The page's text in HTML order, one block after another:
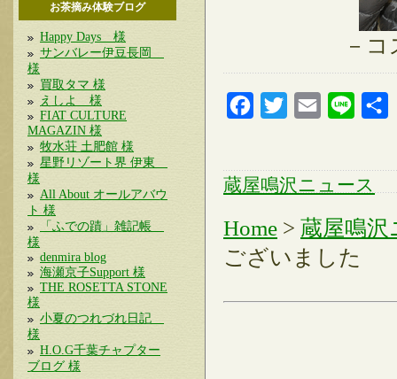
お茶摘み体験ブログ
Happy Days 様
サンバレー伊豆長岡
様
買取タマ 様
えしよ 様
FIAT CULTURE
MAGAZIN 様
牧水荘 土肥館 様
星野リゾート界 伊東
様
All About オールアバウ
ト 様
「ふでの蹟」雑記帳
様
denmira blog
海瀬京子Support 様
THE ROSETTA STONE
様
小夏のつれづれ日記
様
H.O.G千葉チャプター
ブログ 様
－
FacebookTwitter Email Line
蔵屋鳴沢ニュース
Home > 蔵屋鳴沢
ございました